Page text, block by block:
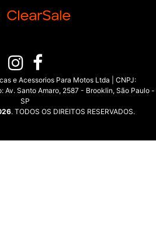
e Acessorios Para Motos Ltda | CNPJ:
Santo Amaro, 2587 - Brooklin, São Paulo -
SP
. TODOS OS DIREITOS RESERVADOS.